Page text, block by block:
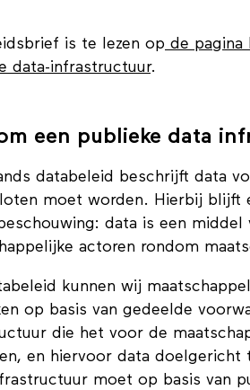
is te lezen op de pagina
data-infrastructuur.
een publieke data
databeleid beschrijft data
moet worden. Hierbij blijft
data is een
actoren rondom
kunnen wij
op basis van gedeelde
die het voor de
en hiervoor data doelgericht
moet op basis van